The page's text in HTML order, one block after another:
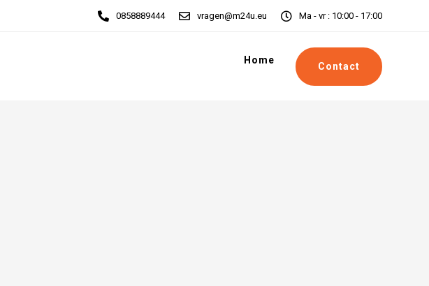
0858889444 vragen@m24u.eu Ma - vr : 10:00 - 17:00
Home
Contact